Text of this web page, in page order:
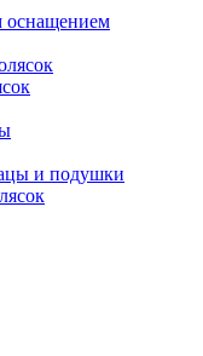
оснащением
и подушки